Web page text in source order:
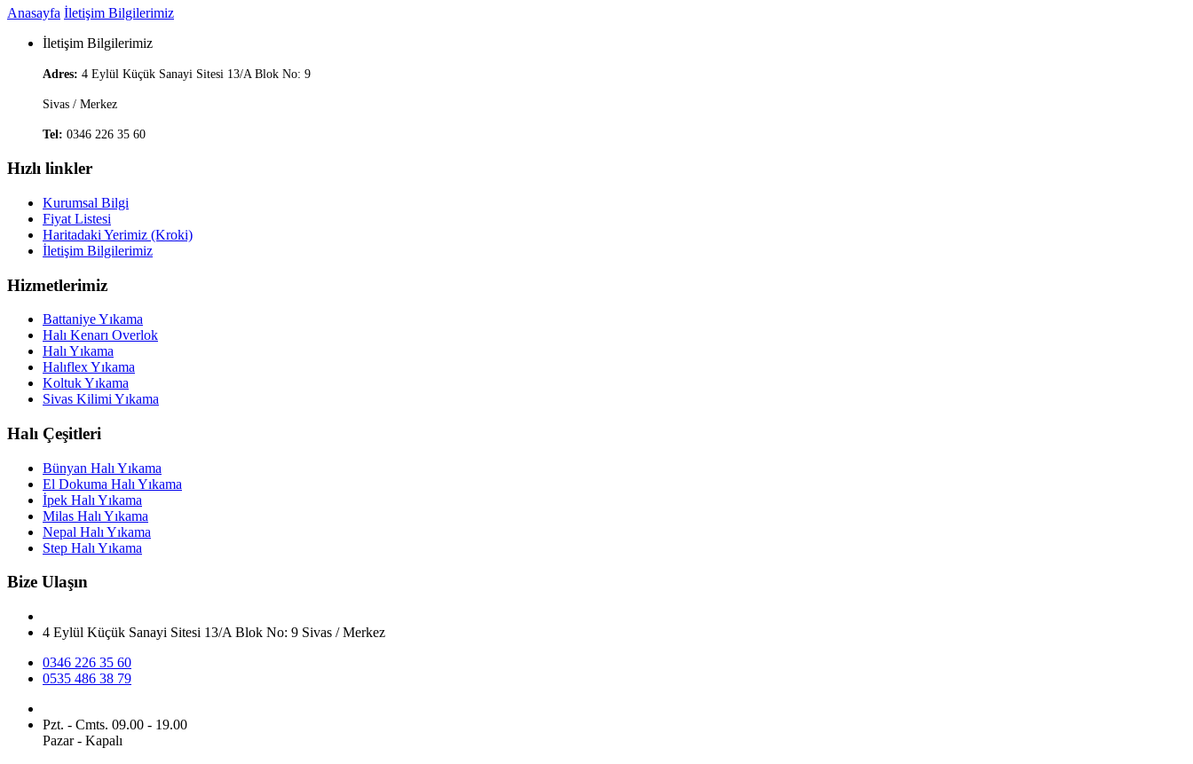
Anasayfa İletişim Bilgilerimiz
İletişim Bilgilerimiz
Adres: 4 Eylül Küçük Sanayi Sitesi 13/A Blok No: 9
Sivas / Merkez
Tel: 0346 226 35 60
Hızlı linkler
Kurumsal Bilgi
Fiyat Listesi
Haritadaki Yerimiz (Kroki)
İletişim Bilgilerimiz
Hizmetlerimiz
Battaniye Yıkama
Halı Kenarı Overlok
Halı Yıkama
Halıflex Yıkama
Koltuk Yıkama
Sivas Kilimi Yıkama
Halı Çeşitleri
Bünyan Halı Yıkama
El Dokuma Halı Yıkama
İpek Halı Yıkama
Milas Halı Yıkama
Nepal Halı Yıkama
Step Halı Yıkama
Bize Ulaşın
4 Eylül Küçük Sanayi Sitesi 13/A Blok No: 9 Sivas / Merkez
0346 226 35 60
0535 486 38 79
Pzt. - Cmts. 09.00 - 19.00
Pazar - Kapalı